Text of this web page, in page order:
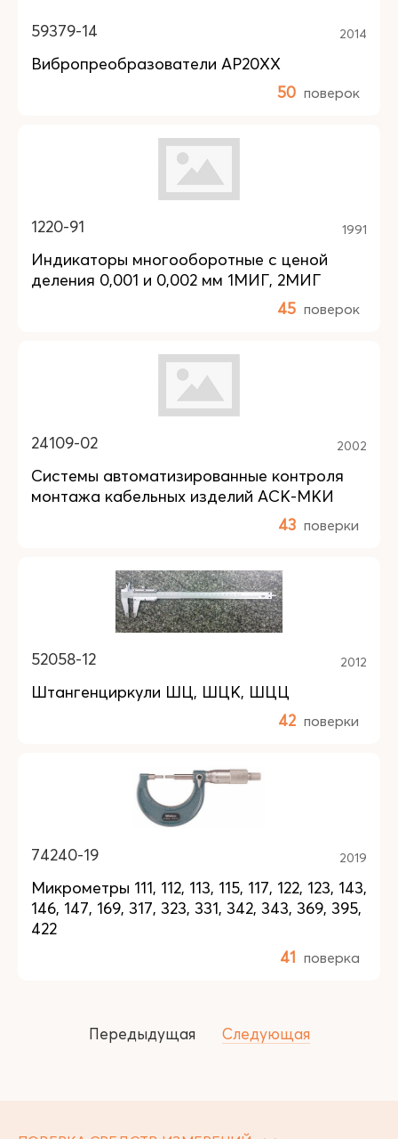
59379-14 2014
Вибропреобразователи АР20ХХ
50 поверок
1220-91 1991
Индикаторы многооборотные с ценой
деления 0,001 и 0,002 мм 1МИГ, 2МИГ
45 поверок
24109-02 2002
Системы автоматизированные контроля
монтажа кабельных изделий АСК-МКИ
43 поверки
52058-12 2012
Штангенциркули ШЦ, ШЦК, ШЦЦ
42 поверки
74240-19 2019
Микрометры 111, 112, 113, 115, 117, 122, 123, 143,
146, 147, 169, 317, 323, 331, 342, 343, 369, 395,
422
41 поверка
Передыдущая Следующая